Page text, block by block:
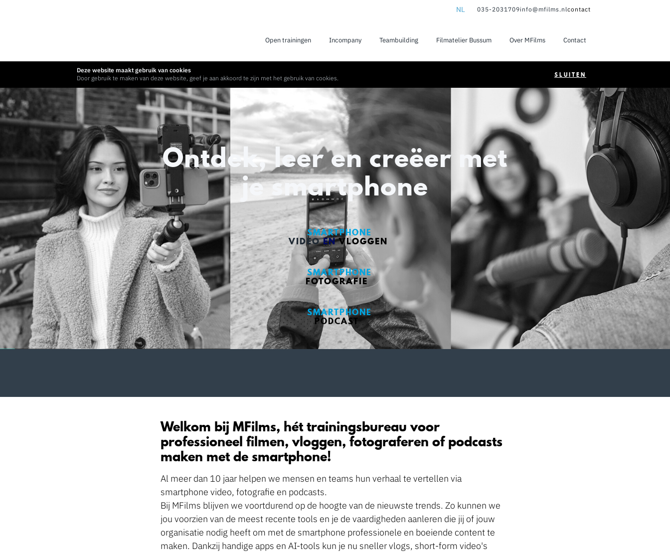
NL 035-2031709info@mfilms.nlcontact
Open trainingen Incompany Teambuilding Filmatelier Bussum Over MFilms Contact
Deze website maakt gebruik van cookies
Door gebruik te maken van deze website, geef je aan akkoord te zijn met het gebruik van cookies.
SLUITEN
Ontdek, leer en creëer met
je smartphone
SMARTPHONE
VIDEO EN VLOGGEN
SMARTPHONE
FOTOGRAFIE
SMARTPHONE
PODCAST
Welkom bij MFilms, hét trainingsbureau voor
professioneel filmen, vloggen, fotograferen of podcasts
maken met de smartphone!
Al meer dan 10 jaar helpen we mensen en teams hun verhaal te vertellen via
smartphone video, fotografie en podcasts.
Bij MFilms blijven we voortdurend op de hoogte van de nieuwste trends. Zo kunnen we
jou voorzien van de meest recente tools en je de vaardigheden aanleren die jij of jouw
organisatie nodig heeft om met de smartphone professionele en boeiende content te
maken. Dankzij handige apps en AI-tools kun je nu sneller vlogs, short-form video's